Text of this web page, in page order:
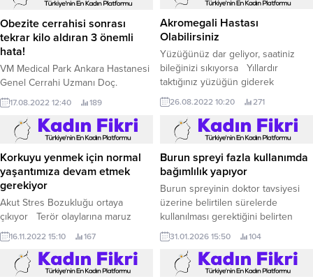
Obezite cerrahisi sonrası
tekrar kilo aldıran 3 önemli
hata!
VM Medical Park Ankara Hastanesi
Genel Cerrahi Uzmanı Doç.
17.08.2022 12:40 189
Akromegali Hastası
Olabilirsiniz
Yüzüğünüz dar geliyor, saatiniz
bileğinizi sıkıyorsa Yıllardır
taktığınız yüzüğün giderek
parmağınızı sıkmasına, ayakkabı
numaranızın giderek büyümesine,
saatinizin bileğinize dar gelmesine
şaşırıyorsanız, dikkat! Bu tabloya
eklem ağrıları, aşırı terleme, yüz
hatlarında kabalaşma, ellerde
uyuşma ve güçsüzlük eşlik
ediyorsa tedavi başarısı oldukça
yüksek ve Akromegali...
26.08.2022 10:20 271
Korkuyu yenmek için normal
yaşantımıza devam etmek
gerekiyor
Akut Stres Bozukluğu ortaya
çıkıyor Terör olaylarına maruz
kalan kişilerin normal bir insanın
yaşamaması gereken bir dehşet anı
yaşadıklarını belirten uzmanlar, hem
o anda hem de daha sonra olayı
16.11.2022 15:10 167
Burun spreyi fazla kullanımda
bağımlılık yapıyor
Burun spreyinin doktor tavsiyesi
üzerine belirtilen sürelerde
kullanılması gerektiğini belirten
KBB Uzmanı Op.
31.01.2026 15:50 104